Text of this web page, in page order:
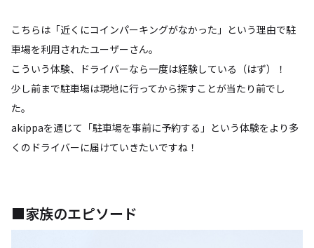
こちらは「近くにコインパーキングがなかった」という理由で駐
車場を利用されたユーザーさん。
こういう体験、ドライバーなら一度は経験している（はず）！
少し前まで駐車場は現地に行ってから探すことが当たり前でし
た。
akippaを通じて「駐車場を事前に予約する」という体験をより多
くのドライバーに届けていきたいですね！
■家族のエピソード